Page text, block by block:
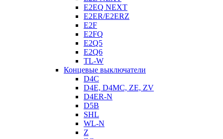
E2EQ NEXT
E2ER/E2ERZ
E2F
E2FQ
E2Q5
E2Q6
TL-W
Концевые выключатели
D4C
D4E, D4MC, ZE, ZV
D4ER-N
D5B
SHL
WL-N
Z